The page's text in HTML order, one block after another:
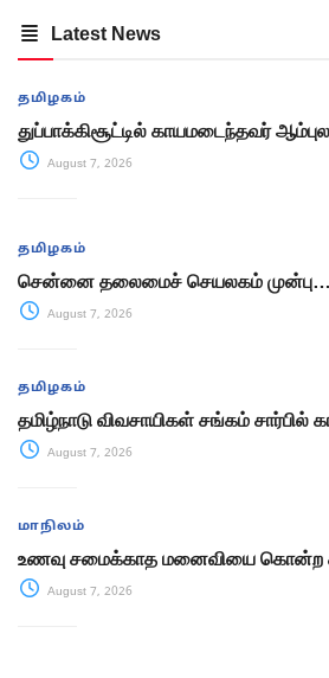
Latest News
தமிழகம்
துப்பாக்கிசூட்டில் காயமடைந்தவர்
August 7, 2026
தமிழகம்
சென்னை தலைமைச் செயலகம் முன்பு…
August 7, 2026
தமிழகம்
தமிழ்நாடு விவசாயிகள் சங்கம் சார்பில்
August 7, 2026
மாநிலம்
உணவு சமைக்காத மனைவியை
August 7, 2026